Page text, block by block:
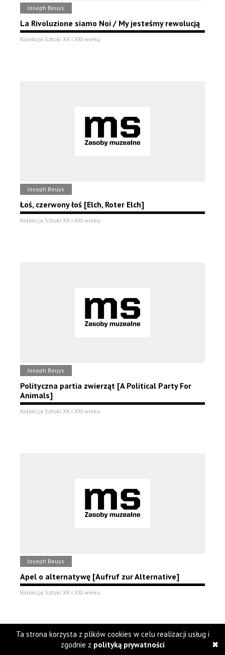
Joseph Beuys
La Rivoluzione siamo Noi / My jesteśmy rewolucją
Kolekcja Sztuki XX i XXI wieku
Joseph Beuys
Łoś, czerwony łoś [Elch, Roter Elch]
Kolekcja Sztuki XX i XXI wieku
Joseph Beuys
Polityczna partia zwierząt [A Political Party For
Animals]
Kolekcja Sztuki XX i XXI wieku
Joseph Beuys
Apel o alternatywę [Aufruf zur Alternative]
Kolekcja Sztuki XX i XXI wieku
Ta strona korzysta z plików cookies w celu realizacji usług i
zgodnie z polityką prywatności